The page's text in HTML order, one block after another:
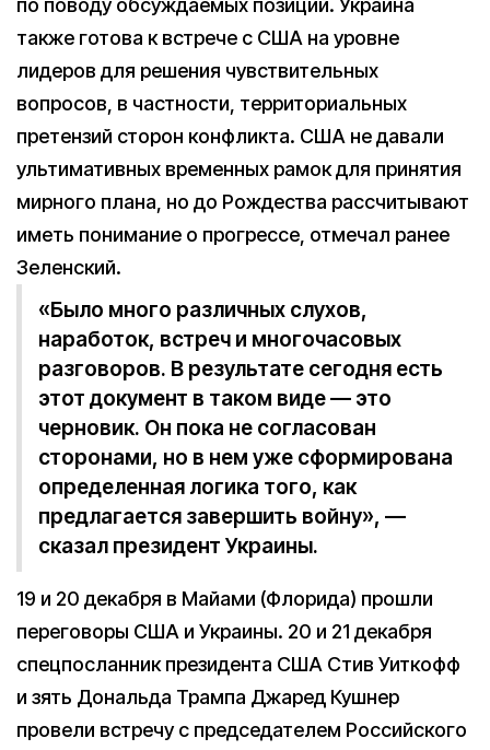
по поводу обсуждаемых позиций. Украина
также готова к встрече с США на уровне
лидеров для решения чувствительных
вопросов, в частности, территориальных
претензий сторон конфликта. США не давали
ультимативных временных рамок для принятия
мирного плана, но до Рождества рассчитывают
иметь понимание о прогрессе, отмечал ранее
Зеленский.
«Было много различных слухов,
наработок, встреч и многочасовых
разговоров. В результате сегодня есть
этот документ в таком виде — это
черновик. Он пока не согласован
сторонами, но в нем уже сформирована
определенная логика того, как
предлагается завершить войну», —
сказал президент Украины.
19 и 20 декабря в Майами (Флорида) прошли
переговоры США и Украины. 20 и 21 декабря
спецпосланник президента США Стив Уиткофф
и зять Дональда Трампа Джаред Кушнер
провели встречу с председателем Российского